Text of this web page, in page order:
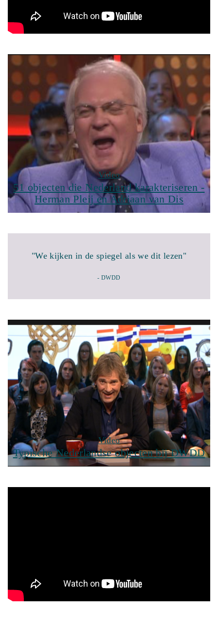
Video
51 objecten die Nederland karakteriseren -
Herman Pleij en Adriaan van Dis
"We kijken in de spiegel als we dit lezen"
- DWDD
Video
Typische Nederlandse objecten bij DWDD